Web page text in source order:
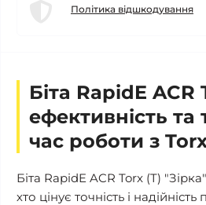
Політика відшкодування
Біта RapidE ACR
ефективність та
час роботи з
Біта RapidE ACR Torx (T)
хто цінує точність і